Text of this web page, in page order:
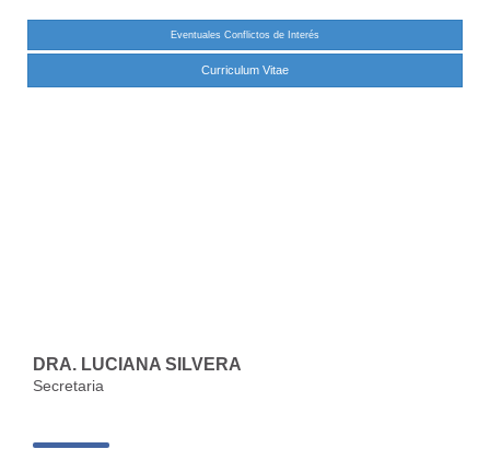
Eventuales Conflictos de Interés
Curriculum Vitae
DRA. LUCIANA SILVERA
Secretaria